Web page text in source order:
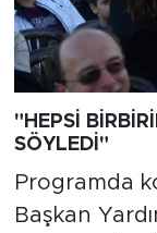
"HEPSİ
SÖYLEDİ"
Programda
Başkan